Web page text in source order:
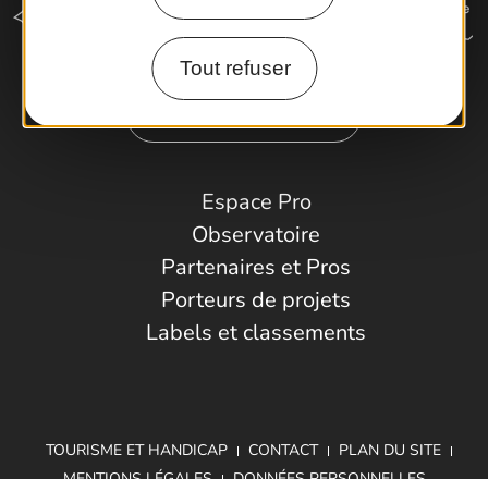
Tout refuser
Espace Pro
Observatoire
Partenaires et Pros
Porteurs de projets
Labels et classements
TOURISME ET HANDICAP CONTACT
PLAN DU SITE